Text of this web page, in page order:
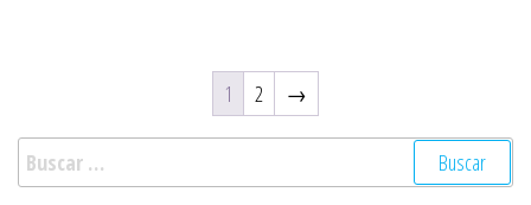
1 2 →
Buscar: